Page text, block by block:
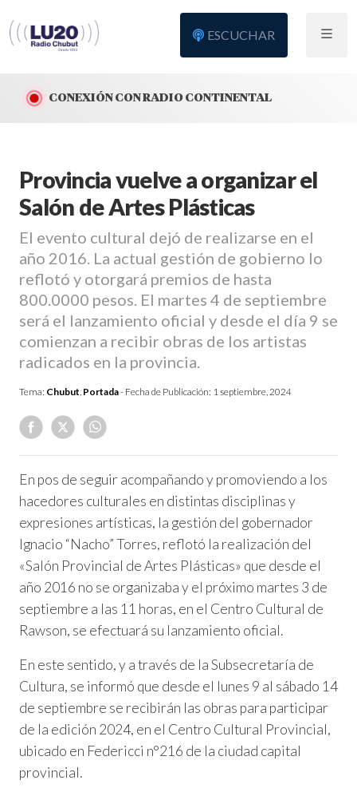
ESCUCHAR
CONEXIÓN CON RADIO CONTINENTAL
Provincia vuelve a organizar el
Salón de Artes Plásticas
El evento cultural dejó de realizarse en el
año 2016. La actual gestión de gobierno lo
reflotó y otorgará premios de hasta
800.0000 pesos. El martes 4 de septiembre
será el lanzamiento oficial y desde el día 9 se
comienzan a recibir obras de los artistas
radicados en la provincia.
Tema: Chubut, Portada- Fecha de Publicación: 1 septiembre, 2024
En pos de seguir acompañando y promoviendo a los
hacedores culturales en distintas disciplinas y
expresiones artísticas, la gestión del gobernador
Ignacio “Nacho” Torres, reflotó la realización del
«Salón Provincial de Artes Plásticas» que desde el
año 2016 no se organizaba y el próximo martes 3 de
septiembre a las 11 horas, en el Centro Cultural de
Rawson, se efectuará su lanzamiento oficial.
En este sentido, y a través de la Subsecretaría de
Cultura, se informó que desde el lunes 9 al sábado 14
de septiembre se recibirán las obras para participar
de la edición 2024, en el Centro Cultural Provincial,
ubicado en Federicci n°216 de la ciudad capital
provincial.